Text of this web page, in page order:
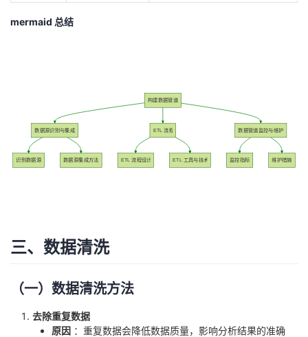
mermaid 总结
构建数据管道
数据源识别与集成 ETL 流程 数据管道监控与维护
识别数据源 数据源集成方法 ETL 流程设计 ETL 工具与技术 监控指标 维护措施
三、数据清洗
（一）数据清洗方法
去除重复数据
原因 ：重复数据会降低数据质量，影响分析结果的准确